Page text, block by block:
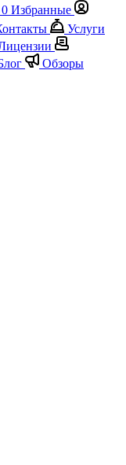
0 Избранные
Услуги
Обзоры